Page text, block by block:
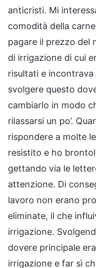
anticristi. Mi
comodità della
pagare il prezzo del
di irrigazione di cui
risultati e
svolgere questo
cambiarlo in modo
rilassarsi un po’.
rispondere a molte
resistito e ho
gettando via le
attenzione. Di
lavoro non erano
eliminate, il che
irrigazione.
dovere principale
irrigazione e far sì